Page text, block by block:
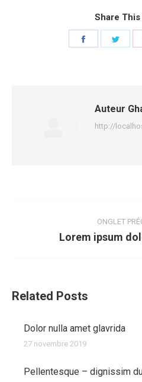
Share
Auteur
http://
commentaire
ONGLET
Lorem ipsum
Related Posts
Dolor nulla amet glavrida
27 novembre 2019
Pellentesque – dignissim